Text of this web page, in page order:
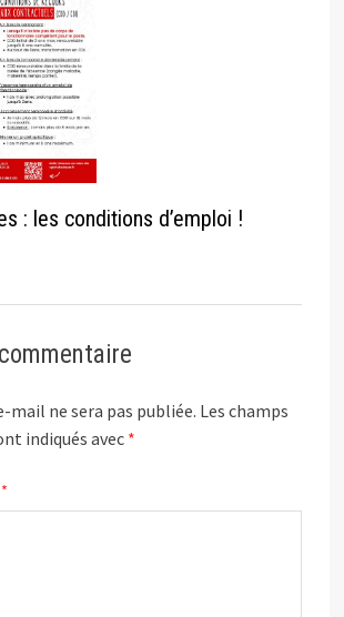
: les conditions d’emploi !
mail ne sera pas publiée. Les champs
indiqués avec *
*